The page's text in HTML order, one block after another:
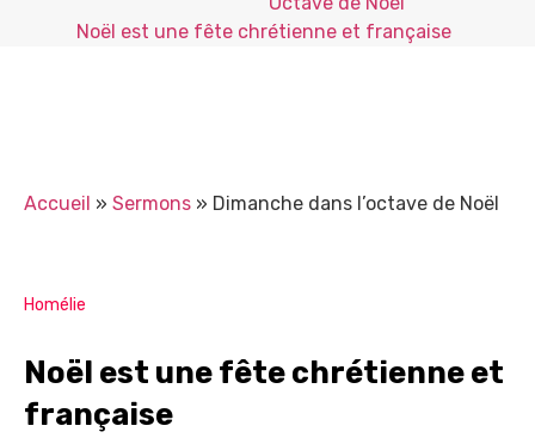
Noël est une fête chrétienne et française
Accueil » Sermons » Dimanche dans l’octave de Noël
Homélie
Noël est une fête chrétienne et
française